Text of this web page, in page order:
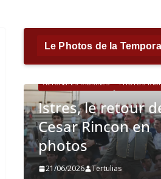
Le Photos de la
ACTUALITÉS TAURINES PHOTOS
Istres, le retour
Cesar Rincon en
photos
21/06/2026 Tertulias